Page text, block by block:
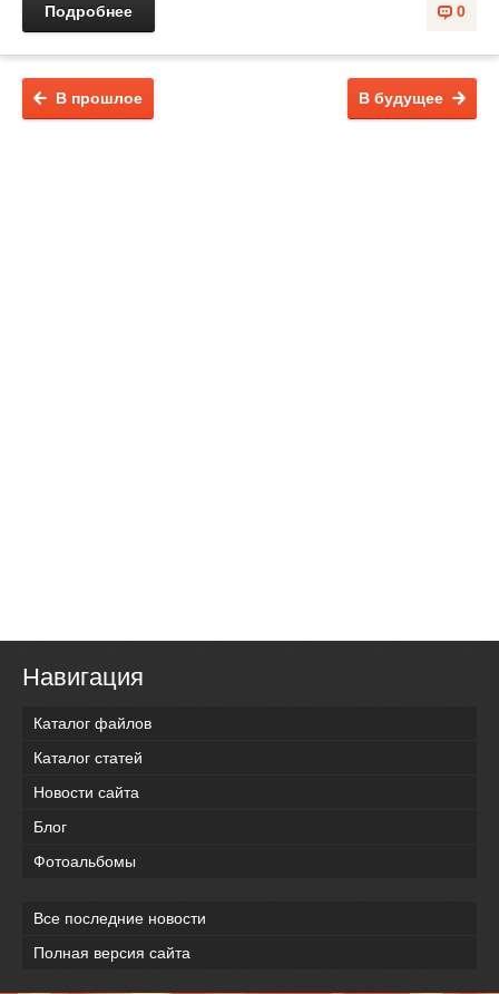
0
Подробнее
В будущее
В прошлое
Навигация
Каталог файлов
Каталог статей
Новости сайта
Блог
Фотоальбомы
Все последние новости
Полная версия сайта